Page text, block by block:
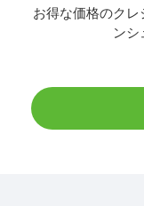
お得な価格のク
ンシ